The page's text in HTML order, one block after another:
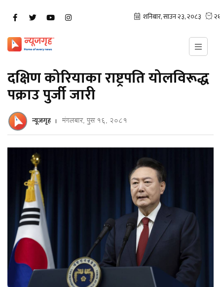
दक्षिण कोरियाका राष्ट्रपति योलविरूद्ध
पक्राउ पुर्जी जारी
न्यूजगृह मंगलबार, पुस १६, २०८१